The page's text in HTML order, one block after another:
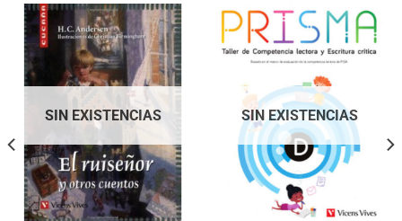
SIN EXISTENCIAS SIN EXISTENCIAS